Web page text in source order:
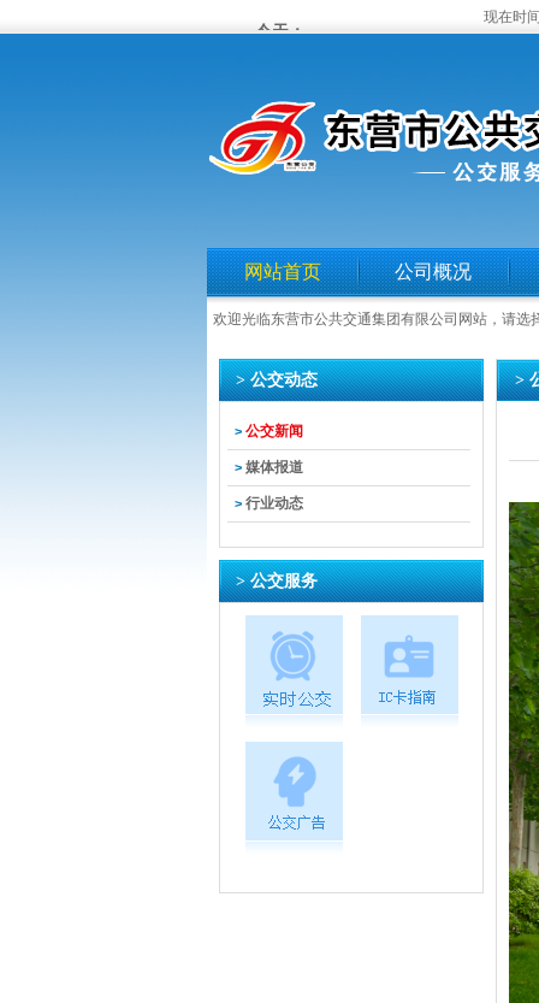
现在时
网站首页 公司概况
欢迎光临东营市公共交通集团有限公司网站，请选
> 公交动态
> 公交新闻
> 媒体报道
> 行业动态
> 公交服务
>